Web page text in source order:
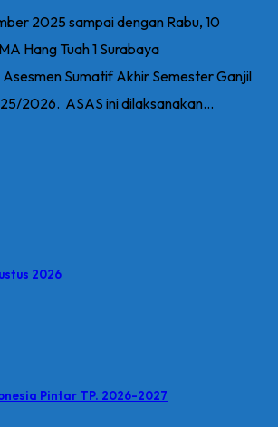
2025 sampai dengan Rabu, 10
Hang Tuah 1 Surabaya
Sumatif Akhir Semester Ganjil
2026. ASAS ini dilaksanakan...
2026
Pintar TP. 2026-2027